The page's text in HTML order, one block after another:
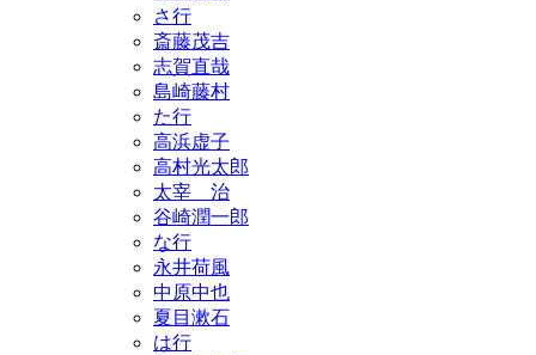
さ行
斎藤茂吉
志賀直哉
島崎藤村
た行
高浜虚子
高村光太郎
太宰 治
谷崎潤一郎
な行
永井荷風
中原中也
夏目漱石
は行